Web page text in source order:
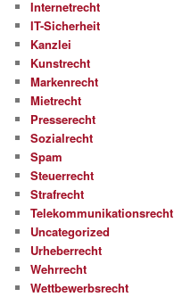
Internetrecht
IT-Sicherheit
Kanzlei
Kunstrecht
Markenrecht
Mietrecht
Presserecht
Sozialrecht
Spam
Steuerrecht
Strafrecht
Telekommunikationsrecht
Uncategorized
Urheberrecht
Wehrrecht
Wettbewerbsrecht